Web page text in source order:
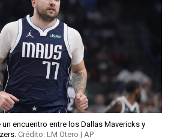
encuentro entre los Dallas Mavericks y
Crédito: LM Otero | AP